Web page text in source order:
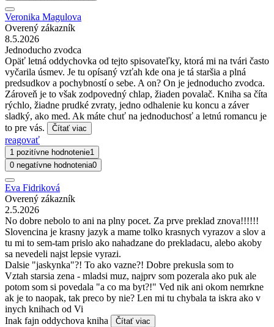
Veronika Magulova
Overený zákazník
8.5.2026
Jednoducho zvodca
Opäť letná oddychovka od tejto spisovateľky, ktorá mi na tvári často
vyčarila úsmev. Je tu opísaný vzťah kde ona je tá staršia a plná
predsudkov a pochybností o sebe. A on? On je jednoducho zvodca.
Zároveň je to však zodpovedný chlap, žiaden povalač. Kniha sa číta
rýchlo, žiadne prudké zvraty, jedno odhalenie ku koncu a záver
sladký, ako med. Ak máte chuť na jednoduchosť a letnú romancu je
to pre vás.
Čítať viac
reagovať
1 pozitívne hodnotenie1
0 negatívne hodnotenia0
Eva Fidriková
Overený zákazník
2.5.2026
No dobre nebolo to ani na plny pocet. Za prve preklad znova!!!!!!
Slovencina je krasny jazyk a mame tolko krasnych vyrazov a slov a
tu mi to sem-tam prislo ako nahadzane do prekladacu, alebo akoby
sa nevedeli najst lepsie vyrazi.
Dalsie "jaskynka"?! To ako vazne?! Dobre prekusla som to
Vztah starsia zena - mladsi muz, najprv som pozerala ako puk ale
potom som si povedala "a co ma byt?!" Ved nik ani okom nemrkne
ak je to naopak, tak preco by nie? Len mi tu chybala ta iskra ako v
inych knihach od Vi
Inak fajn oddychova kniha
Čítať viac